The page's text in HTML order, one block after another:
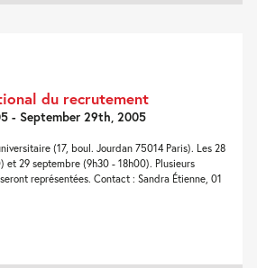
du recrutement
- September 29th, 2005
(17, boul. Jourdan 75014 Paris). Les 28
et 29 septembre (9h30 - 18h00). Plusieurs
représentées. Contact : Sandra Étienne, 01